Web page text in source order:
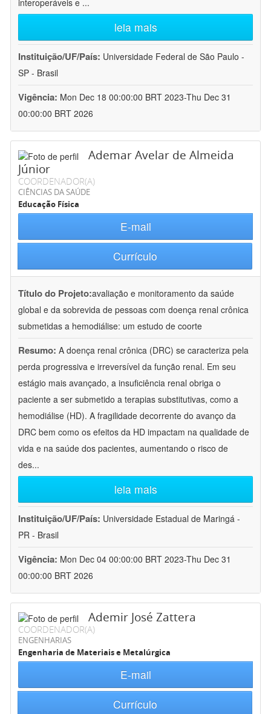
interoperáveis e ...
leia mais
Instituição/UF/País: Universidade Federal de São Paulo -
SP - Brasil
Vigência: Mon Dec 18 00:00:00 BRT 2023-Thu Dec 31
00:00:00 BRT 2026
Ademar Avelar de Almeida
Júnior
COORDENADOR(A)
CIÊNCIAS DA SAÚDE
Educação Física
E-mail
Currículo
Título do Projeto:avaliação e monitoramento da saúde
global e da sobrevida de pessoas com doença renal crônica
submetidas a hemodiálise: um estudo de coorte
Resumo: A doença renal crônica (DRC) se caracteriza pela
perda progressiva e irreversível da função renal. Em seu
estágio mais avançado, a insuficiência renal obriga o
paciente a ser submetido a terapias substitutivas, como a
hemodiálise (HD). A fragilidade decorrente do avanço da
DRC bem como os efeitos da HD impactam na qualidade de
vida e na saúde dos pacientes, aumentando o risco de
des...
leia mais
Instituição/UF/País: Universidade Estadual de Maringá -
PR - Brasil
Vigência: Mon Dec 04 00:00:00 BRT 2023-Thu Dec 31
00:00:00 BRT 2026
Ademir José Zattera
COORDENADOR(A)
ENGENHARIAS
Engenharia de Materiais e Metalúrgica
E-mail
Currículo